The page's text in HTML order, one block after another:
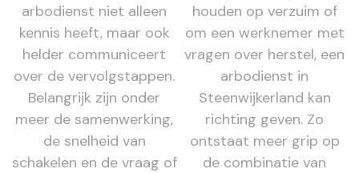
arbodienst niet alleen
kennis heeft, maar ook
helder communiceert
over de vervolgstappen.
Belangrijk zijn onder
meer de samenwerking,
de snelheid van
schakelen en de vraag of
houden op verzuim of
om een werknemer met
vragen over herstel, een
arbodienst in
Steenwijkerland kan
richting geven. Zo
ontstaat meer grip op
de combinatie van